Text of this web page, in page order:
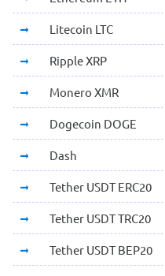
Litecoin LTC
Ripple XRP
Monero XMR
Dogecoin DOGE
Dash
Tether USDT ERC20
Tether USDT TRC20
Tether USDT BEP20